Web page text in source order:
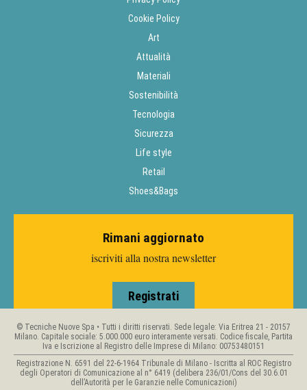
Cookie Policy
Art
Attualità
Materiali
Sostenibilità
Tecnologia
Sicurezza
Life style
Retail
Shoes&Bags
Rimani aggiornato
iscriviti alla nostra newsletter
Registrati
© Tecniche Nuove Spa • Tutti i diritti riservati. Sede legale: Via Eritrea 21 - 20157
Milano. Capitale sociale: 5.000.000 euro interamente versati. Codice fiscale, Partita
Iva e Iscrizione al Registro delle Imprese di Milano: 00753480151
Registrazione N. 6591 del 22-6-1964 Tribunale di Milano - Iscritta al ROC Registro
degli Operatori di Comunicazione al n° 6419 (delibera 236/01/Cons del 30.6.01
dell’Autorità per le Garanzie nelle Comunicazioni)